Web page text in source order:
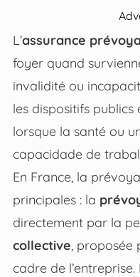
L’assurance
foyer quand
invalidité ou
les dispositifs
lorsque la santé ou
capacidade de
En France, la
principales : la
directement par la
collective ,
cadre de